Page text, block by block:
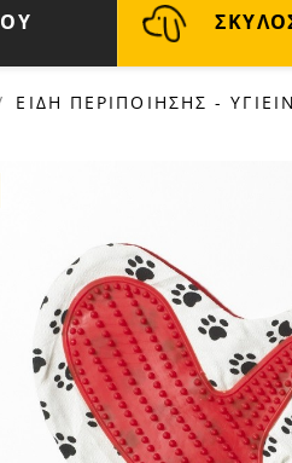
ΕΙΔΗ ΠΕΡΙΠΟΙΗΣΗΣ -